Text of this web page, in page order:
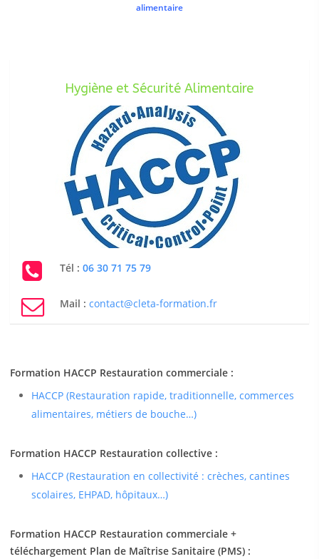
alimentaire
Hygiène et Sécurité Alimentaire
Tél : 06 30 71 75 79
Mail : contact@cleta-formation.fr
Formation HACCP Restauration commerciale :
HACCP (Restauration rapide, traditionnelle, commerces
alimentaires, métiers de bouche…)
Formation HACCP Restauration collective :
HACCP (Restauration en collectivité : crèches, cantines
scolaires, EHPAD, hôpitaux…)
Formation HACCP Restauration commerciale +
téléchargement Plan de Maîtrise Sanitaire (PMS) :